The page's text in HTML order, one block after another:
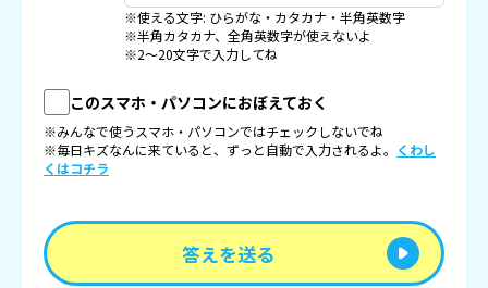
※使える文字: ひらがな・カタカナ・半角英数字
※半角カタカナ、全角英数字が使えないよ
※2〜20文字で入力してね
このスマホ・パソコンにおぼえておく
※みんなで使うスマホ・パソコンではチェックしないでね
※毎日キズなんに来ていると、ずっと自動で入力されるよ。 くわし
くはコチラ
答えを送る